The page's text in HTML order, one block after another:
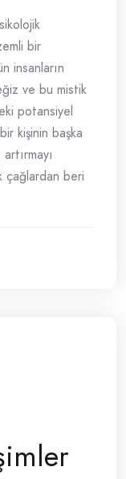
bir
insanların
ve bu mistik
potansiyel
kişinin başka
çağlardan beri